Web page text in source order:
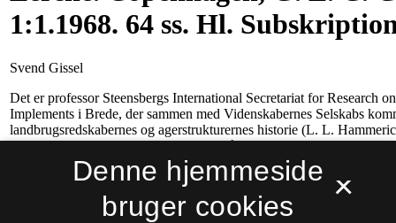
×
Denne hjemmeside
bruger cookies